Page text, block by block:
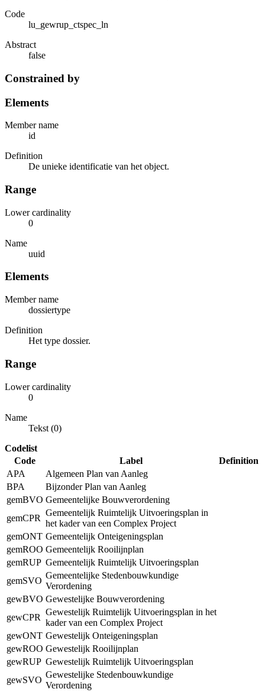
Code
lu_gewrup_ctspec_ln
Abstract
false
Constrained by
Elements
Member name
id
Definition
De unieke identificatie van het object.
Range
Lower cardinality
0
Name
uuid
Elements
Member name
dossiertype
Definition
Het type dossier.
Range
Lower cardinality
0
Name
Tekst (0)
Codelist
Code
Label
Definition
APA
Algemeen Plan van Aanleg
BPA
Bijzonder Plan van Aanleg
gemBVO Gemeentelijke Bouwverordening
gemCPR
Gemeentelijk Ruimtelijk Uitvoeringsplan in
het kader van een Complex Project
gemONT Gemeentelijk Onteigeningsplan
gemROO Gemeentelijk Rooilijnplan
gemRUP Gemeentelijk Ruimtelijk Uitvoeringsplan
gemSVO
Gemeentelijke Stedenbouwkundige
Verordening
gewBVO Gewestelijke Bouwverordening
gewCPR
Gewestelijk Ruimtelijk Uitvoeringsplan in het
kader van een Complex Project
gewONT Gewestelijk Onteigeningsplan
gewROO Gewestelijk Rooilijnplan
gewRUP Gewestelijk Ruimtelijk Uitvoeringsplan
gewSVO
Gewestelijke Stedenbouwkundige
Verordening